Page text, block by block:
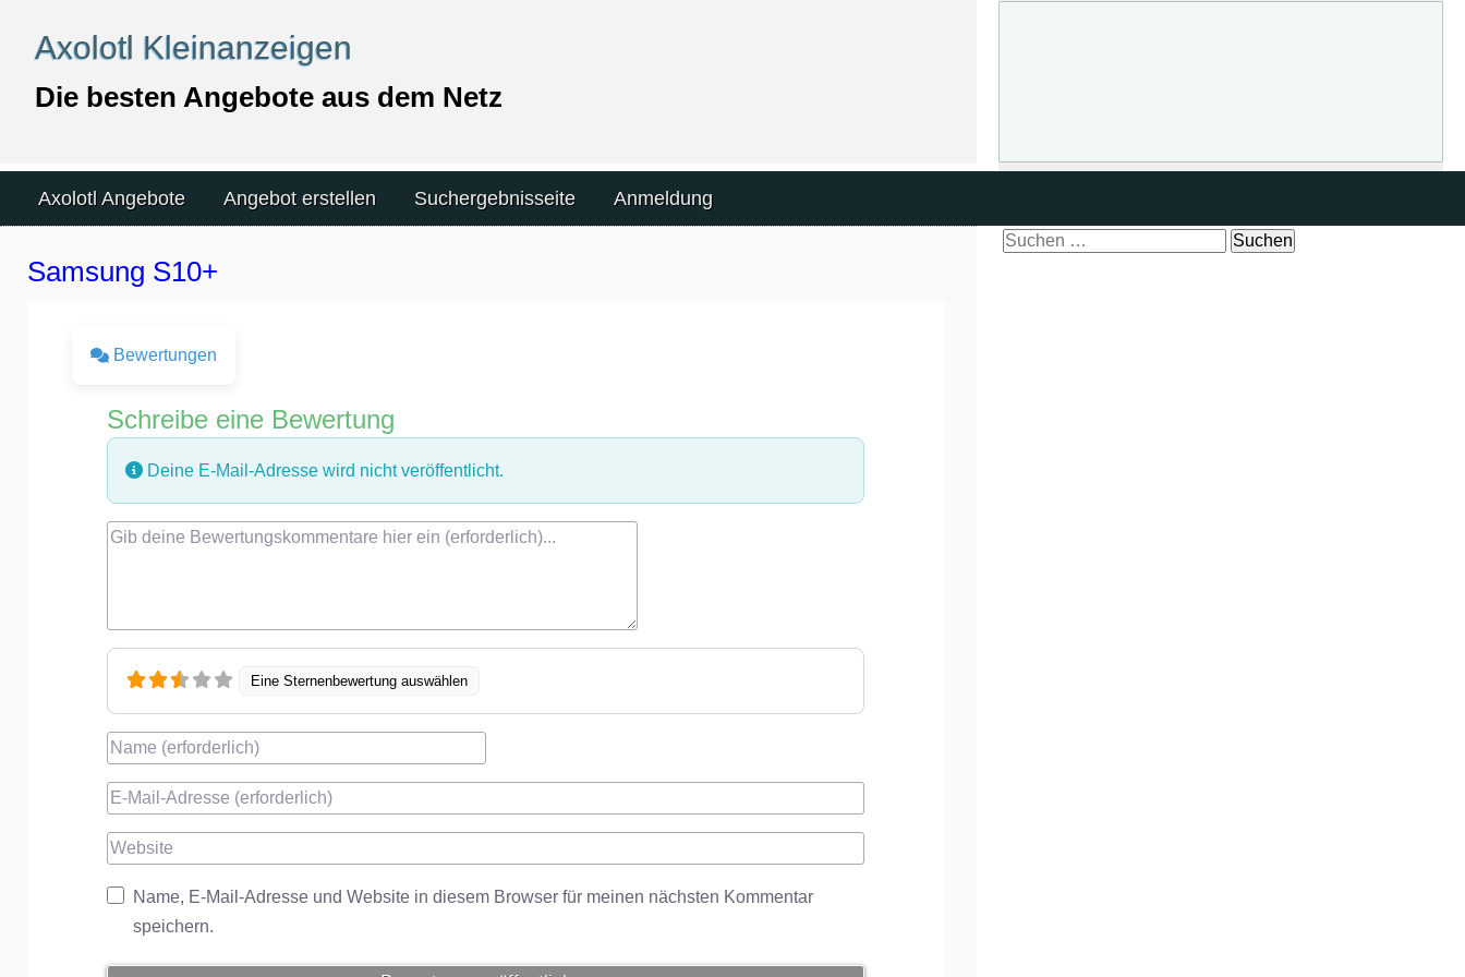
Axolotl Kleinanzeigen
Die besten Angebote aus dem Netz
Axolotl Angebote Angebot erstellen Suchergebnisseite Anmeldung
Samsung S10+
Bewertungen
Schreibe eine Bewertung
Deine E-Mail-Adresse wird nicht veröffentlicht.
Rezensionstext
Eine Sternenbewertung auswählen
Name
E-Mail
Website
Name, E-Mail-Adresse und Website in diesem Browser für meinen nächsten Kommentar
speichern.
Suchen